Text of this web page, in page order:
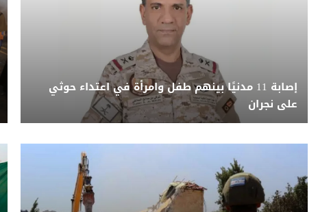
إصابة 11 مدنيًا بينهم طفل وامرأة في اعتداء حوثي
على نجران